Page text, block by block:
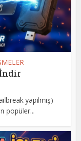
yapılmış)
popüler...